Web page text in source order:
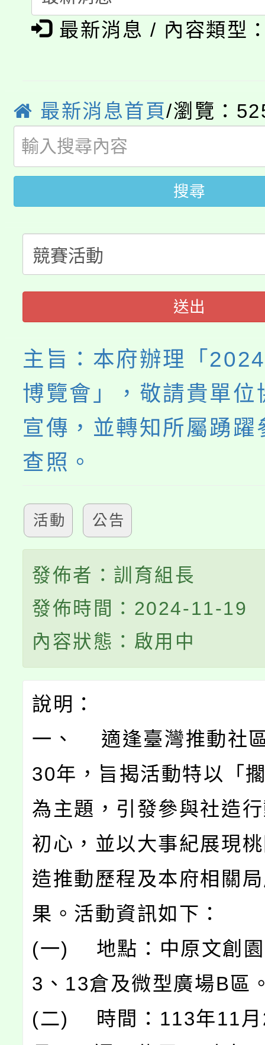
《TA101》溝通分析基
系所師生報名參加。
淨零綠生活教案入校路
學籍身 分審查程序及
版
淨零綠領人才培育課程
公告本校115學年度第
代理(課)教師甄選結果(
「2026金融保險知識
車」活動
桃園市115學年度學生
生本土語及新住民語歌
公告本校115學年度第
代理(課)教師甄選結果(
公告本校115學年度第
代理(課)教師甄選結果(
轉知中國文化大學推廣
《TA101》溝通分析基
程，歡迎學生輔導中心
心理、諮商輔導、社會
系所師生報名參加。
最新消息 / 內容類型
最新消息首頁/瀏覽：
搜尋
送出
主旨：本府辦理「
博覽會」，敬請貴單位
宣傳，並轉知所屬踴躍
查照。
活動 公告
發佈者：訓育組長
發佈時間：2024-11-19
內容狀態：啟用中
說明：
一、 適逢臺灣推動社
30年，旨揭活動特以「
為主題，引發參與社造
初心，並以大事紀展現
造推動歷程及本府相關
果。活動資訊如下：
(一) 地點：中原文創園
3、13倉及微型廣場B區
(二) 時間：113年11月